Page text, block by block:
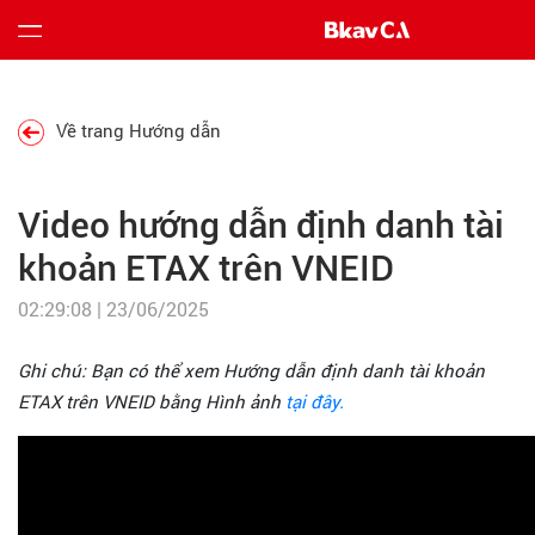
Bảng
Hướng
dẫn
Tin
Tải
về
Về trang Hướng dẫn
Video hướng dẫn định danh tài
khoản ETAX trên VNEID
02:29:08 | 23/06/2025
Ghi chú: Bạn có thể xem Hướng dẫn định danh tài khoản
ETAX trên VNEID bằng Hình ảnh tại đây.